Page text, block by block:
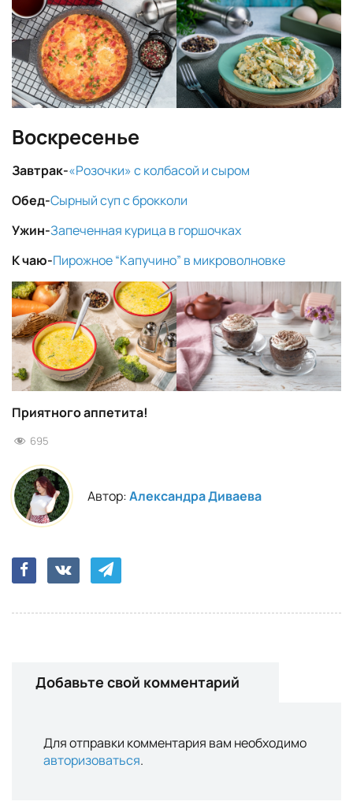
Воскресенье
Завтрак-«Розочки» с колбасой и сыром
Обед-Сырный суп с брокколи
Ужин-Запеченная курица в горшочках
К чаю-Пирожное “Капучино” в микроволновке
Приятного аппетита!
695
Автор:Александра Диваева
Добавьте свой комментарий
Для отправки комментария вам необходимо
авторизоваться.